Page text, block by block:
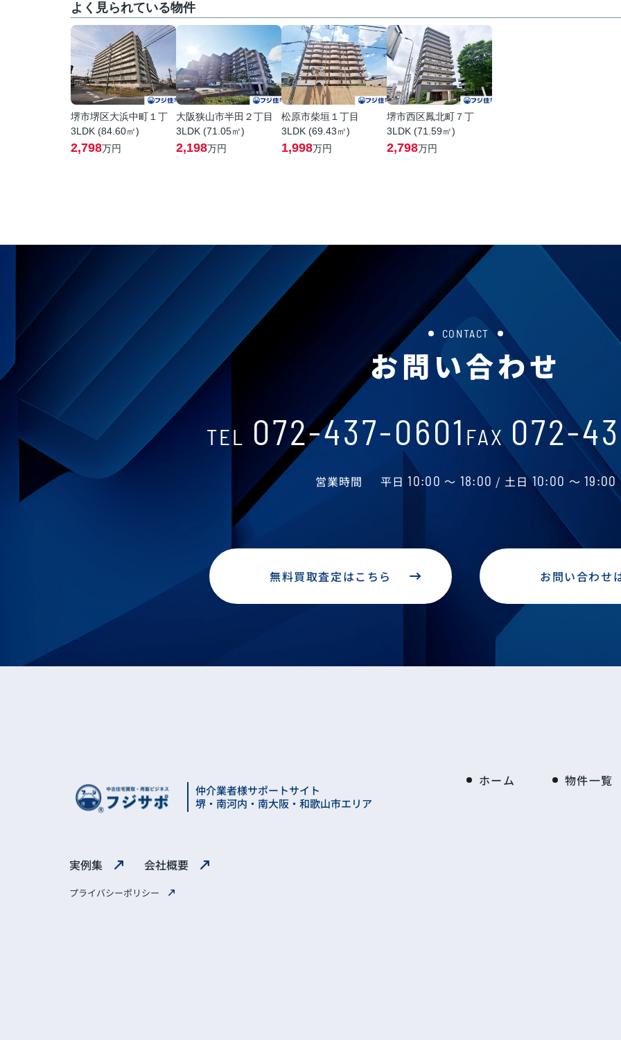
よく見られている物件
堺市堺区大浜中町１丁
3LDK (84.60㎡)
2,798万円
大阪狭山市半田２丁目
3LDK (71.05㎡)
2,198万円
松原市柴垣１丁目
3LDK (69.43㎡)
1,998万円
堺市西区鳳北町７丁
3LDK (71.59㎡)
2,798万円
CONTACT
お問い合わせ
TEL 072-437-0601 FAX 072-
営業時間 平日10:00 ～ 18:00 / 土日10:00 ～19:00
無料買取査定はこちら お問い合わせ
仲介業者様サポートサイト
堺・南河内・南大阪・和歌山市エリア
実例集 会社概要
プライバシーポリシー
ホーム 物件一覧